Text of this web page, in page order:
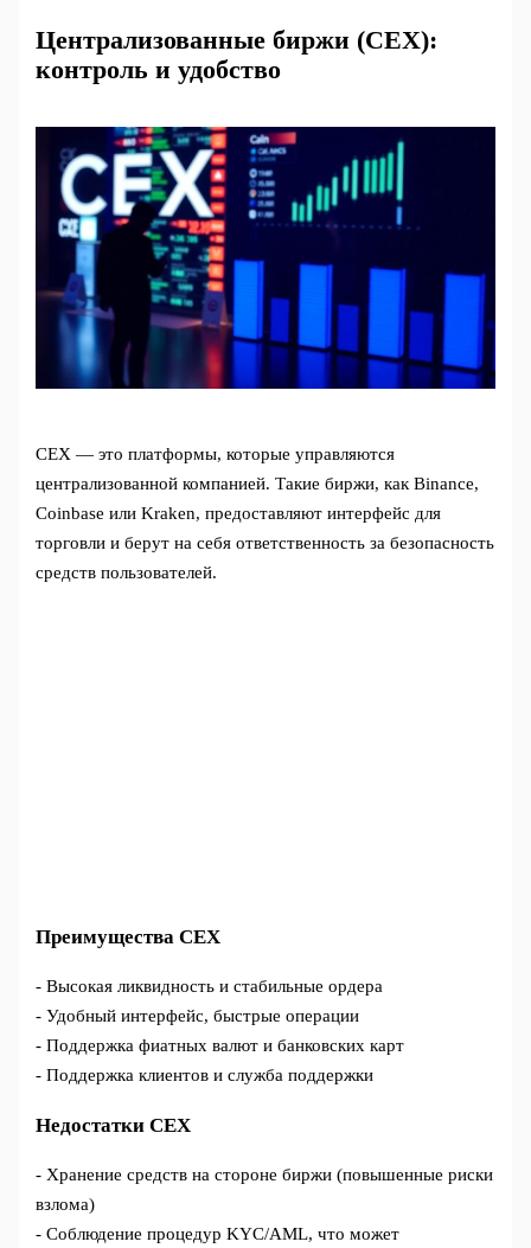
Централизованные биржи (CEX):
контроль и удобство
CEX — это платформы, которые управляются
централизованной компанией. Такие биржи, как Binance,
Coinbase или Kraken, предоставляют интерфейс для
торговли и берут на себя ответственность за безопасность
средств пользователей.
Преимущества CEX
- Высокая ликвидность и стабильные ордера
- Удобный интерфейс, быстрые операции
- Поддержка фиатных валют и банковских карт
- Поддержка клиентов и служба поддержки
Недостатки CEX
- Хранение средств на стороне биржи (повышенные риски
взлома)
- Соблюдение процедур KYC/AML, что может